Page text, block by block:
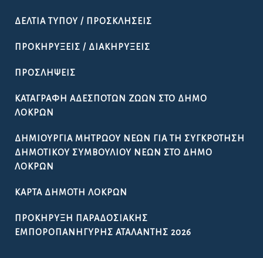
ΔΕΛΤΊΑ ΤΎΠΟΥ / ΠΡΟΣΚΛΉΣΕΙΣ
ΠΡΟΚΗΡΎΞΕΙΣ / ΔΙΑΚΗΡΎΞΕΙΣ
ΠΡΟΣΛΉΨΕΙΣ
ΚΑΤΑΓΡΑΦΉ ΑΔΈΣΠΟΤΩΝ ΖΏΩΝ ΣΤΟ ΔΉΜΟ
ΛΟΚΡΏΝ
ΔΗΜΙΟΥΡΓΊΑ ΜΗΤΡΏΟΥ ΝΈΩΝ ΓΙΑ ΤΗ ΣΥΓΚΡΌΤΗΣΗ
ΔΗΜΟΤΙΚΟΎ ΣΥΜΒΟΥΛΊΟΥ ΝΈΩΝ ΣΤΟ ΔΉΜΟ
ΛΟΚΡΏΝ
ΚΆΡΤΑ ΔΗΜΌΤΗ ΛΟΚΡΏΝ
ΠΡΟΚΉΡΥΞΗ ΠΑΡΑΔΟΣΙΑΚΉΣ
ΕΜΠΟΡΟΠΑΝΉΓΥΡΗΣ ΑΤΑΛΆΝΤΗΣ 2026